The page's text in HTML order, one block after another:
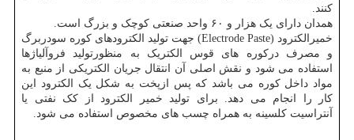
کنند.
همدان دارای یک هزار و ۶۰ واحد صنعتی کوچک و بزرگ است.
خمیرالکترود (Electrode Paste) جهت تولید الکترودهای کوره سودربرگ
و مصرف درکوره های قوس الکتریک به منظورتولید فروآلیاژها
استفاده می شود و نقش اصلی آن انتقال جریان الکتریکی از منبع به
مواد داخل کوره می باشد که پس ازپخت به شکل یک الکترود این
کار را انجام می دهد. برای تولید خمیر الکترود از کک نفتی یا
آنتراسیت کلسینه به همراه چسب های مخصوص استفاده می شود.